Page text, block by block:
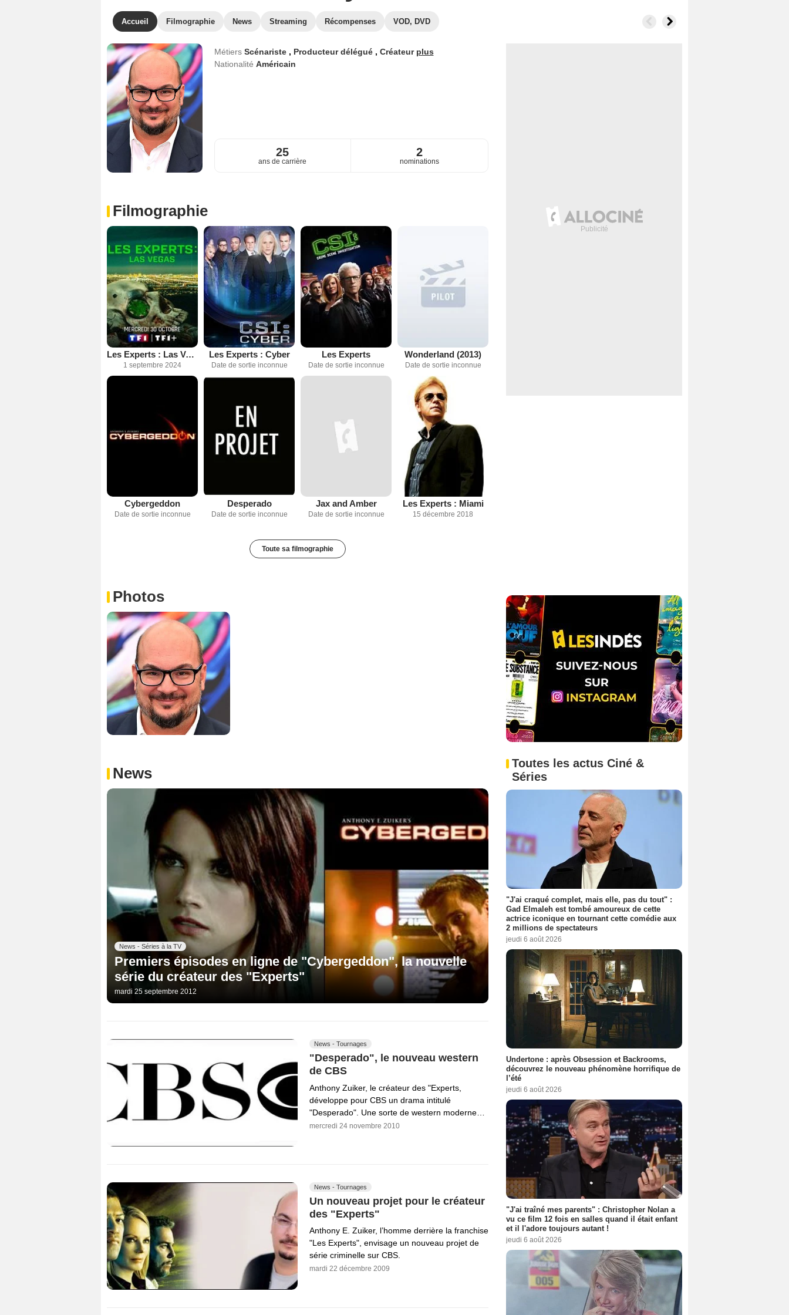
Accueil Filmographie News Streaming Récompenses VOD, DVD
Métiers Scénariste , Producteur délégué , Créateur plus
Nationalité Américain
25
ans de carrière
2
nominations
Filmographie
Les Experts : Las Vegas
1 septembre 2024
Les Experts : Cyber
Date de sortie inconnue
Les Experts
Date de sortie inconnue
Wonderland (2013)
Date de sortie inconnue
Cybergeddon
Date de sortie inconnue
Desperado
Date de sortie inconnue
Jax and Amber
Date de sortie inconnue
Les Experts : Miami
15 décembre 2018
Toute sa filmographie
Photos
News
News - Séries à la TV
Premiers épisodes en ligne de "Cybergeddon", la nouvelle
série du créateur des "Experts"
mardi 25 septembre 2012
News - Tournages
"Desperado", le nouveau western
de CBS
Anthony Zuiker, le créateur des "Experts,
développe pour CBS un drama intitulé
"Desperado". Une sorte de western moderne…
mercredi 24 novembre 2010
News - Tournages
Un nouveau projet pour le créateur
des "Experts"
Anthony E. Zuiker, l’homme derrière la franchise
"Les Experts", envisage un nouveau projet de
série criminelle sur CBS.
mardi 22 décembre 2009
Toutes les actus Ciné &
Séries
"J'ai craqué complet, mais elle, pas du tout" :
Gad Elmaleh est tombé amoureux de cette
actrice iconique en tournant cette comédie aux
2 millions de spectateurs
jeudi 6 août 2026
Undertone : après Obsession et Backrooms,
découvrez le nouveau phénomène horrifique de
l’été
jeudi 6 août 2026
"J'ai traîné mes parents" : Christopher Nolan a
vu ce film 12 fois en salles quand il était enfant
et il l'adore toujours autant !
jeudi 6 août 2026